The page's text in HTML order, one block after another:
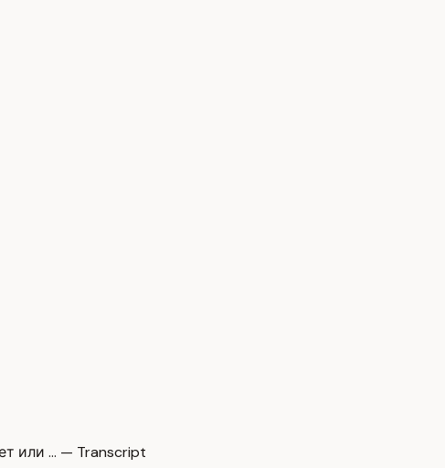
или … — Transcript